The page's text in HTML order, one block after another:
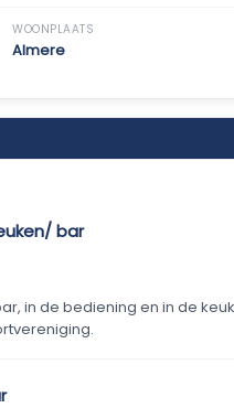
WOONPLAATS
Almere
bar
in de bediening en in de